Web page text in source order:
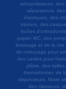
aéropolisseurs, des
séparateurs,
élastiques, des
trainers, des
boîtes
papier WC, des
brossage et de la
de nettoyage pour
des cardes pour
plâtre, des
thermoformer, de
disjoncteurs. Notre
des classeurs,